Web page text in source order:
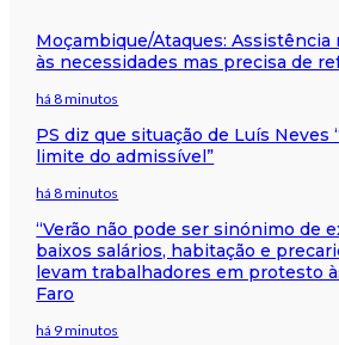
Moçambique/Ataques: Assistência
às necessidades mas precisa de
há 8 minutos
PS diz que situação de Luís Neves
limite do admissível”
há 8 minutos
“Verão não pode ser sinónimo de
baixos salários, habitação e
levam trabalhadores em protesto
Faro
há 9 minutos